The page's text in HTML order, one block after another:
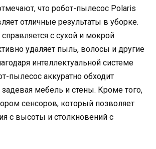
что робот-пылесос Polaris
отличные результаты в уборке.
с сухой и мокрой
удаляет пыль, волосы и другие
интеллектуальной системе
пылесос аккуратно обходит
задевая мебель и стены. Кроме того,
сенсоров, который позволяет
с высоты и столкновений с